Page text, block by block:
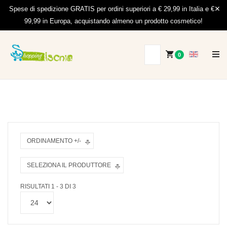
Spese di spedizione GRATIS per ordini superiori a € 29,99 in Italia e €
99,99 in Europa, acquistando almeno un prodotto cosmetico!
0
ORDINAMENTO +/-
SELEZIONA IL PRODUTTORE
RISULTATI 1 - 3 DI 3